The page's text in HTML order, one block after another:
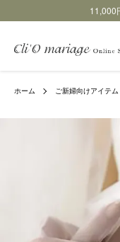
11,000
ホーム ご新婦向けアイテム